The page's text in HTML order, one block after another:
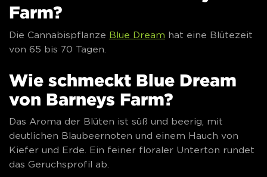
Farm?
Die Cannabispflanze Blue Dream hat eine Blütezeit
von 65 bis 70 Tagen.
Wie schmeckt Blue Dream
von Barneys Farm?
Das Aroma der Blüten ist süß und beerig, mit
deutlichen Blaubeernoten und einem Hauch von
Kiefer und Erde. Ein feiner floraler Unterton rundet
das Geruchsprofil ab.